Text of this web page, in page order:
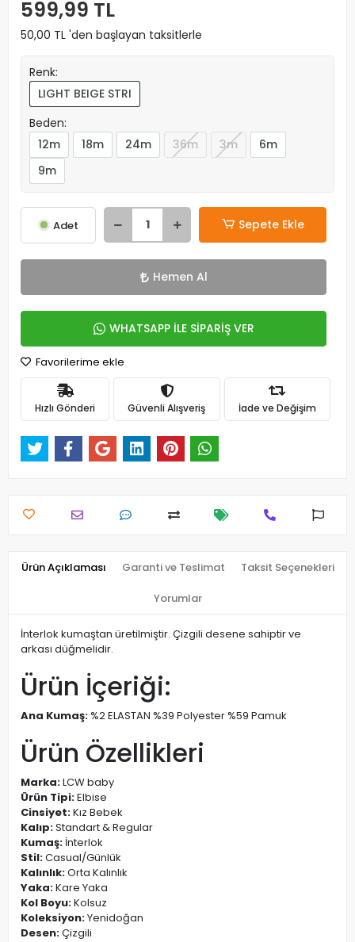
599,99 TL
50,00 TL 'den başlayan taksitlerle
Renk:
LIGHT BEIGE STRI
Beden:
12m
18m 24m 36m 3m
6m
9m
Adet Sepete Ekle
Hemen Al
WHATSAPP İLE SİPARİŞ VER
Favorilerime ekle
Hızlı Gönderi Güvenli Alışveriş İade ve Değişim
Ürün Açıklaması Garanti ve Teslimat Taksit Seçenekleri
Yorumlar
İnterlok kumaştan üretilmiştir. Çizgili desene sahiptir ve
arkası düğmelidir.
Ürün İçeriği:
Ana Kumaş: %2 ELASTAN %39 Polyester %59 Pamuk
Ürün Özellikleri
Marka:LCW baby
Ürün Tipi:Elbise
Cinsiyet:Kız Bebek
Kalıp:Standart & Regular
Kumaş: İnterlok
Stil:Casual/Günlük
Kalınlık:Orta Kalınlık
Yaka:Kare Yaka
Kol Boyu:Kolsuz
Koleksiyon:Yenidoğan
Desen:Çizgili